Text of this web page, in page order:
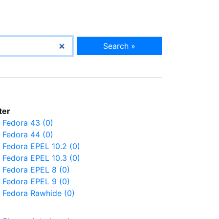
Search »
Fedora 43 (0)
Fedora 44 (0)
Fedora EPEL 10.2 (0)
Fedora EPEL 10.3 (0)
Fedora EPEL 8 (0)
Fedora EPEL 9 (0)
Fedora Rawhide (0)